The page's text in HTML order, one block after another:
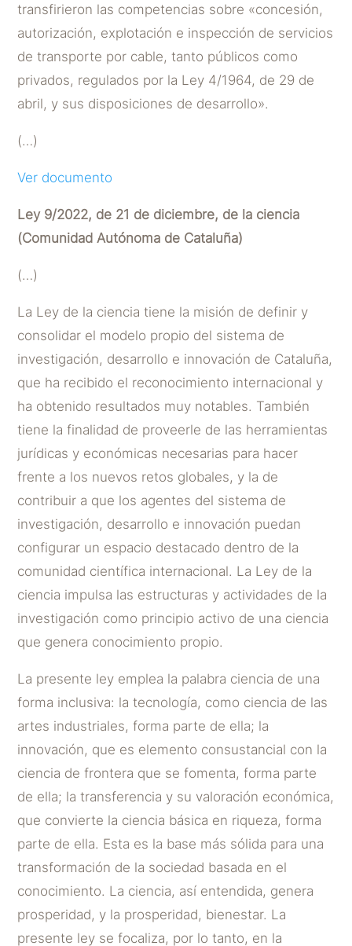
transfirieron las competencias sobre «concesión,
autorización, explotación e inspección de servicios
de transporte por cable, tanto públicos como
privados, regulados por la Ley 4/1964, de 29 de
abril, y sus disposiciones de desarrollo».
(…)
Ver documento
Ley 9/2022, de 21 de diciembre, de la ciencia
(Comunidad Autónoma de Cataluña)
(…)
La Ley de la ciencia tiene la misión de definir y
consolidar el modelo propio del sistema de
investigación, desarrollo e innovación de Cataluña,
que ha recibido el reconocimiento internacional y
ha obtenido resultados muy notables. También
tiene la finalidad de proveerle de las herramientas
jurídicas y económicas necesarias para hacer
frente a los nuevos retos globales, y la de
contribuir a que los agentes del sistema de
investigación, desarrollo e innovación puedan
configurar un espacio destacado dentro de la
comunidad científica internacional. La Ley de la
ciencia impulsa las estructuras y actividades de la
investigación como principio activo de una ciencia
que genera conocimiento propio.
La presente ley emplea la palabra ciencia de una
forma inclusiva: la tecnología, como ciencia de las
artes industriales, forma parte de ella; la
innovación, que es elemento consustancial con la
ciencia de frontera que se fomenta, forma parte
de ella; la transferencia y su valoración económica,
que convierte la ciencia básica en riqueza, forma
parte de ella. Esta es la base más sólida para una
transformación de la sociedad basada en el
conocimiento. La ciencia, así entendida, genera
prosperidad, y la prosperidad, bienestar. La
presente ley se focaliza, por lo tanto, en la